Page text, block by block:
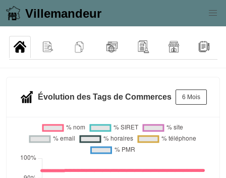
Villemandeur
Évolution des Tags de Commerces 6 Mois